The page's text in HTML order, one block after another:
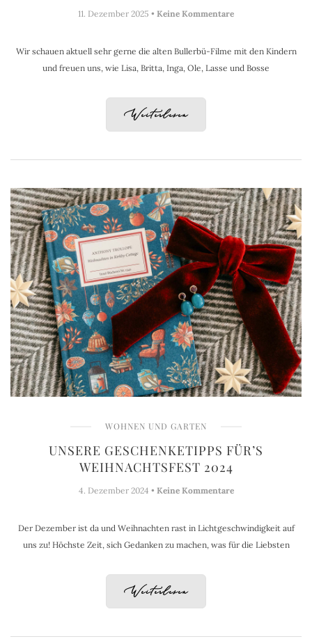
11. Dezember 2025 • Keine Kommentare
Wir schauen aktuell sehr gerne die alten Bullerbü-Filme mit den Kindern
und freuen uns, wie Lisa, Britta, Inga, Ole, Lasse und Bosse
Weiterlesen
WOHNEN UND GARTEN
UNSERE GESCHENKETIPPS FÜR’S
WEIHNACHTSFEST 2024
4. Dezember 2024 • Keine Kommentare
Der Dezember ist da und Weihnachten rast in Lichtgeschwindigkeit auf
uns zu! Höchste Zeit, sich Gedanken zu machen, was für die Liebsten
Weiterlesen